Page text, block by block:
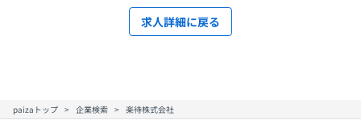
求人詳細に戻る
paizaトップ 企業検索 楽待株式会社